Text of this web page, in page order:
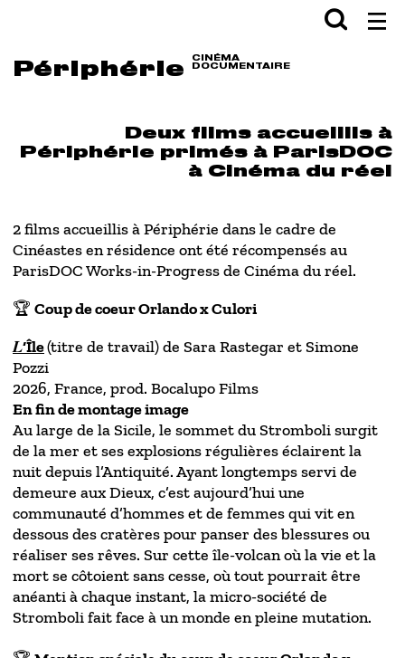
Périphérie
CINÉMA
DOCUMENTAIRE
Rechercher
Deux films accueillis à
Périphérie primés à ParisDOC
à Cinéma du réel
2 films accueillis à Périphérie dans le cadre de
Cinéastes en résidence ont été récompensés au
ParisDOC Works-in-Progress de Cinéma du réel.
🏆 Coup de coeur Orlando x Culori
𝑳‘Île(titre de travail) de Sara Rastegar et Simone
Pozzi
2026, France, prod. Bocalupo Films
En fin de montage image
Au large de la Sicile, le sommet du Stromboli surgit
de la mer et ses explosions régulières éclairent la
nuit depuis l’Antiquité. Ayant longtemps servi de
demeure aux Dieux, c’est aujourd’hui une
communauté d’hommes et de femmes qui vit en
dessous des cratères pour panser des blessures ou
réaliser ses rêves. Sur cette île-volcan où la vie et la
mort se côtoient sans cesse, où tout pourrait être
anéanti à chaque instant, la micro-société de
Stromboli fait face à un monde en pleine mutation.